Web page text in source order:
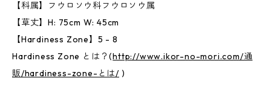
【科属】フウロソウ科フウロソウ属
【草丈】H: 75cm W: 45cm
【Hardiness Zone】5 - 8
Hardiness Zone とは？(http://www.ikor-no-mori.com/通
販/hardiness-zone-とは/ )